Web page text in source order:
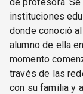
instituciones
donde conoció
alumno de ella
momento
través de las
con su familia y